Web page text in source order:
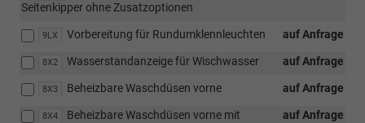
Seitenkipper ohne Zusatzoptionen
9LX auf Anfrage
Vorbereitung für Rundumklennleuchten
8X2 auf Anfrage
Wasserstandanzeige für Wischwasser
8X3 auf Anfrage
Beheizbare Waschdüsen vorne
8X4 auf Anfrage
Beheizbare Waschdüsen vorne mit